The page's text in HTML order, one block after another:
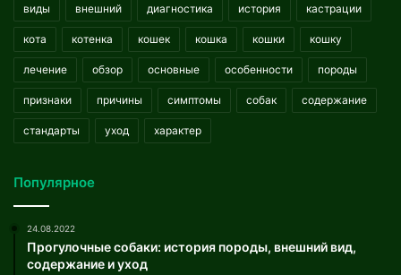
виды внешний диагностика история кастрации
кота котенка кошек кошка кошки кошку
лечение обзор основные особенности породы
признаки причины симптомы собак содержание
стандарты уход характер
Популярное
24.08.2022
Прогулочные собаки: история породы, внешний вид,
содержание и уход